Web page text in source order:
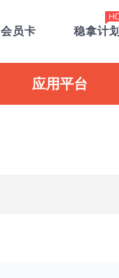
会员卡 稳拿计划
应用平台